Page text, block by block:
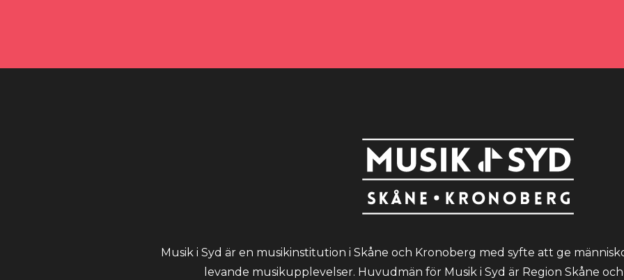
Musik i Syd är en musikinstitution i Skåne och Kronoberg med syfte att ge
levande musikupplevelser. Huvudmän för Musik i Syd är Region Skåne